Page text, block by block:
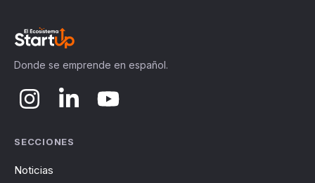
Donde se emprende en español.
SECCIONES
Noticias